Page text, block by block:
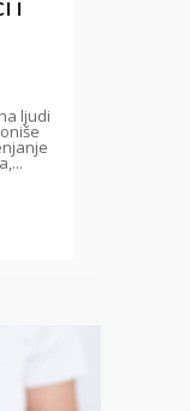
ljudi